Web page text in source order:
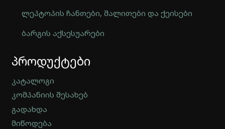
ლეპტოპის ჩანთები, შალითები და ქეისები
ბარგის აქსესუარები
Hierarchic
Categories
in
-
Version
2.0.12
პროდუქტები
კატალოგი
კომპანიის შესახებ
გადახდა
მიწოდება